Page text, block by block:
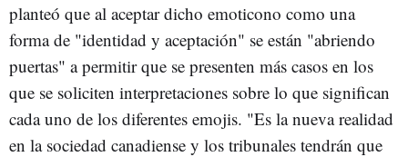
planteó que al aceptar dicho emoticono como una
forma de "identidad y aceptación" se están "abriendo
puertas" a permitir que se presenten más casos en los
que se soliciten interpretaciones sobre lo que significan
cada uno de los diferentes emojis. "Es la nueva realidad
en la sociedad canadiense y los tribunales tendrán que